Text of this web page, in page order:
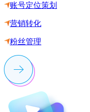
账号定位策划
营销转化
粉丝管理